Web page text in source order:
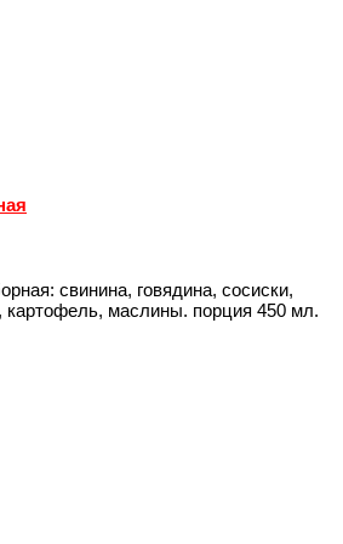
свинина, говядина, сосиски,
картофель, маслины. порция 450 мл.